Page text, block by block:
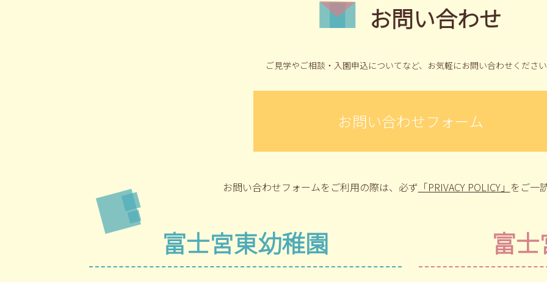
お問い合わせ
ご見学やご相談・入園申込についてなど、 お気軽にお問い合わせくださ
お問い合わせフォーム
お問い合わせフォームをご利用の際は、 必ず 「PRIVACY POLICY」 をご一
富士宮東幼稚園 富